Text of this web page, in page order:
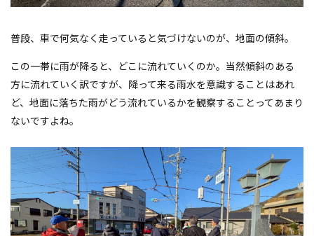
普段、車で何気なく走っていると気づけないのが、地面の傾斜。
この一帯に雨が降ると、どこに流れていくのか。当然傾斜のある
方に流れていく訳ですが、降って来る雨水を意識することはあれ
ど、地面に落ちた雨がどう流れているかを観察することってあまり
ないですよね。